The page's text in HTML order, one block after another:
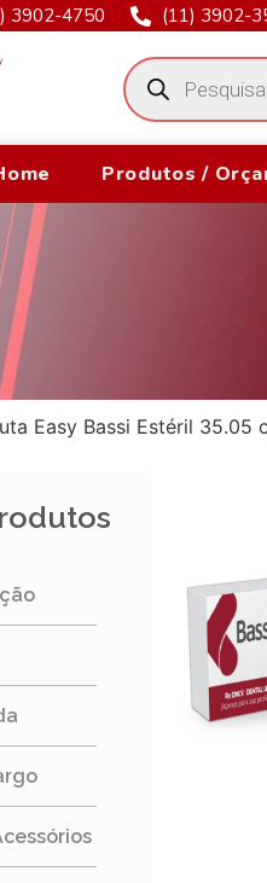
3902-4750 (11) 3902-
Produtos /
Easy Bassi Estéril 35.05